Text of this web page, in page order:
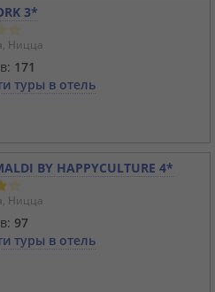
3*
Ницца
171
туры в отель
BY HAPPYCULTURE 4*
Ницца
97
туры в отель